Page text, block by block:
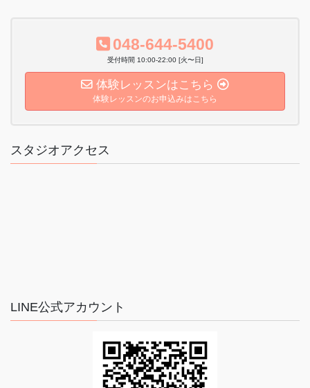
048-644-5400
受付時間 10:00-22:00 [火〜日]
体験レッスンはこちら
体験レッスンのお申込みはこちら
スタジオアクセス
LINE公式アカウント